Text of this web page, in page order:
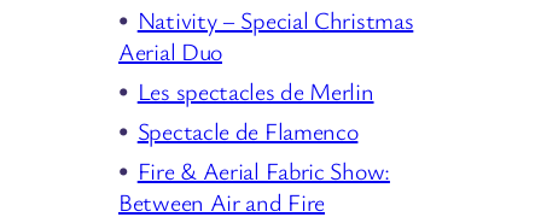
Nativity – Special Christmas
Aerial Duo
Les spectacles de Merlin
Spectacle de Flamenco
Fire & Aerial Fabric Show:
Between Air and Fire